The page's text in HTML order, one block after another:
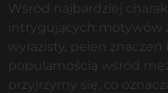
Wśród najbardziej
intrygujących motywów
wyrazisty, pełen znaczeń
popularnością wśród
przyjrzymy się, co